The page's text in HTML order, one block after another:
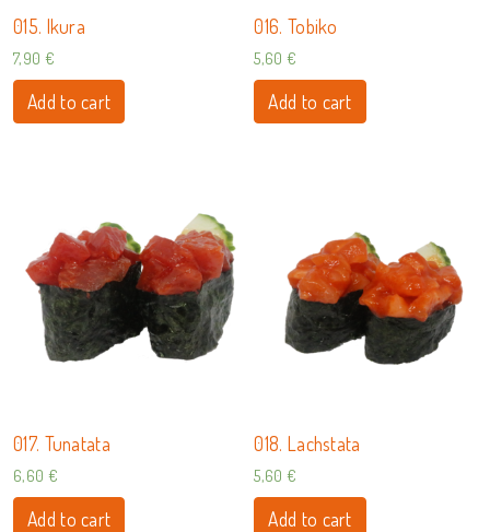
015. Ikura
7,90 €
Add to cart
016. Tobiko
5,60 €
Add to cart
017. Tunatata
6,60 €
Add to cart
018. Lachstata
5,60 €
Add to cart